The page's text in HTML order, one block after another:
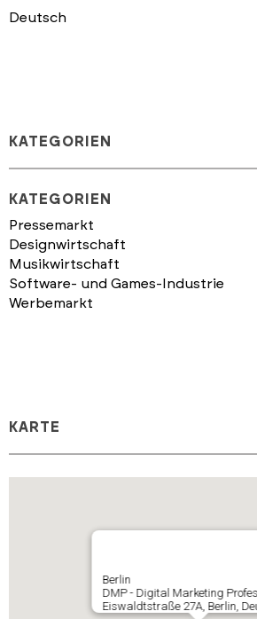
Deutsch
KATEGORIEN
KATEGORIEN
Pressemarkt
Designwirtschaft
Musikwirtschaft
Software- und Games-Industrie
Werbemarkt
KARTE
Berlin
DMP - Digital Marketing
Eiswaldtstraße 27A, Berlin,